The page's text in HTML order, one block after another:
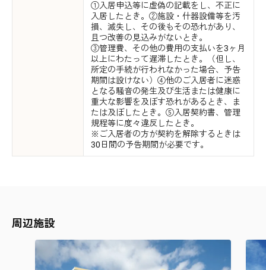
①入居申込等に虚偽の記載をし、不正に
入居したとき。②施設・什器設備等を汚
損、滅失し、その後もその恐れがあり、
且つ改善の見込みがないとき。
③管理費、その他の費用の支払いを3ヶ月
以上にわたって遅滞したとき。（但し、
所定の手続が行われなかった場合、予告
期間は設けない）④他のご入居者に迷惑
となる騒音の発生及び生活または健康に
重大な影響を及ぼす恐れがあるとき、ま
たは及ぼしたとき。⑤入居契約書、管理
規程等に度々違反したとき。
※ご入居者の方が契約を解除するときは
30日間の予告期間が必要です。
周辺施設